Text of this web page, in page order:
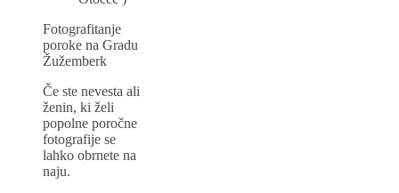
Fotografitanje
poroke na Gradu
Žužemberk
Če ste nevesta ali
ženin, ki želi
popolne poročne
fotografije se
lahko obrnete na
naju.